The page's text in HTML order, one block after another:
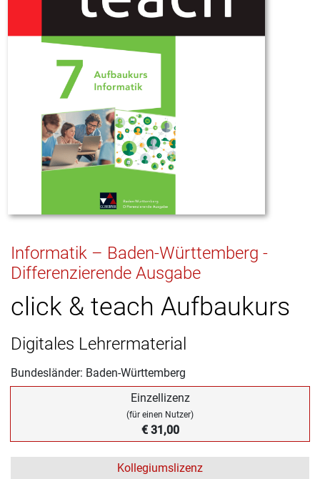
Informatik – Baden-Württemberg -
Differenzierende Ausgabe
click & teach Aufbaukurs
Digitales Lehrermaterial
Bundesländer: Baden-Württemberg
Einzellizenz
(für einen Nutzer)
€ 31,00
Kollegiumslizenz